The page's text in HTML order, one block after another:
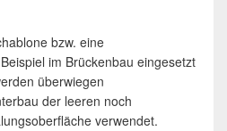
bzw. eine
im Brückenbau eingesetzt
überwiegen
der leeren noch
verwendet.